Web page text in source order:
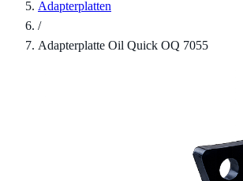
Adapterplatten
/
Adapterplatte Oil Quick OQ 7055